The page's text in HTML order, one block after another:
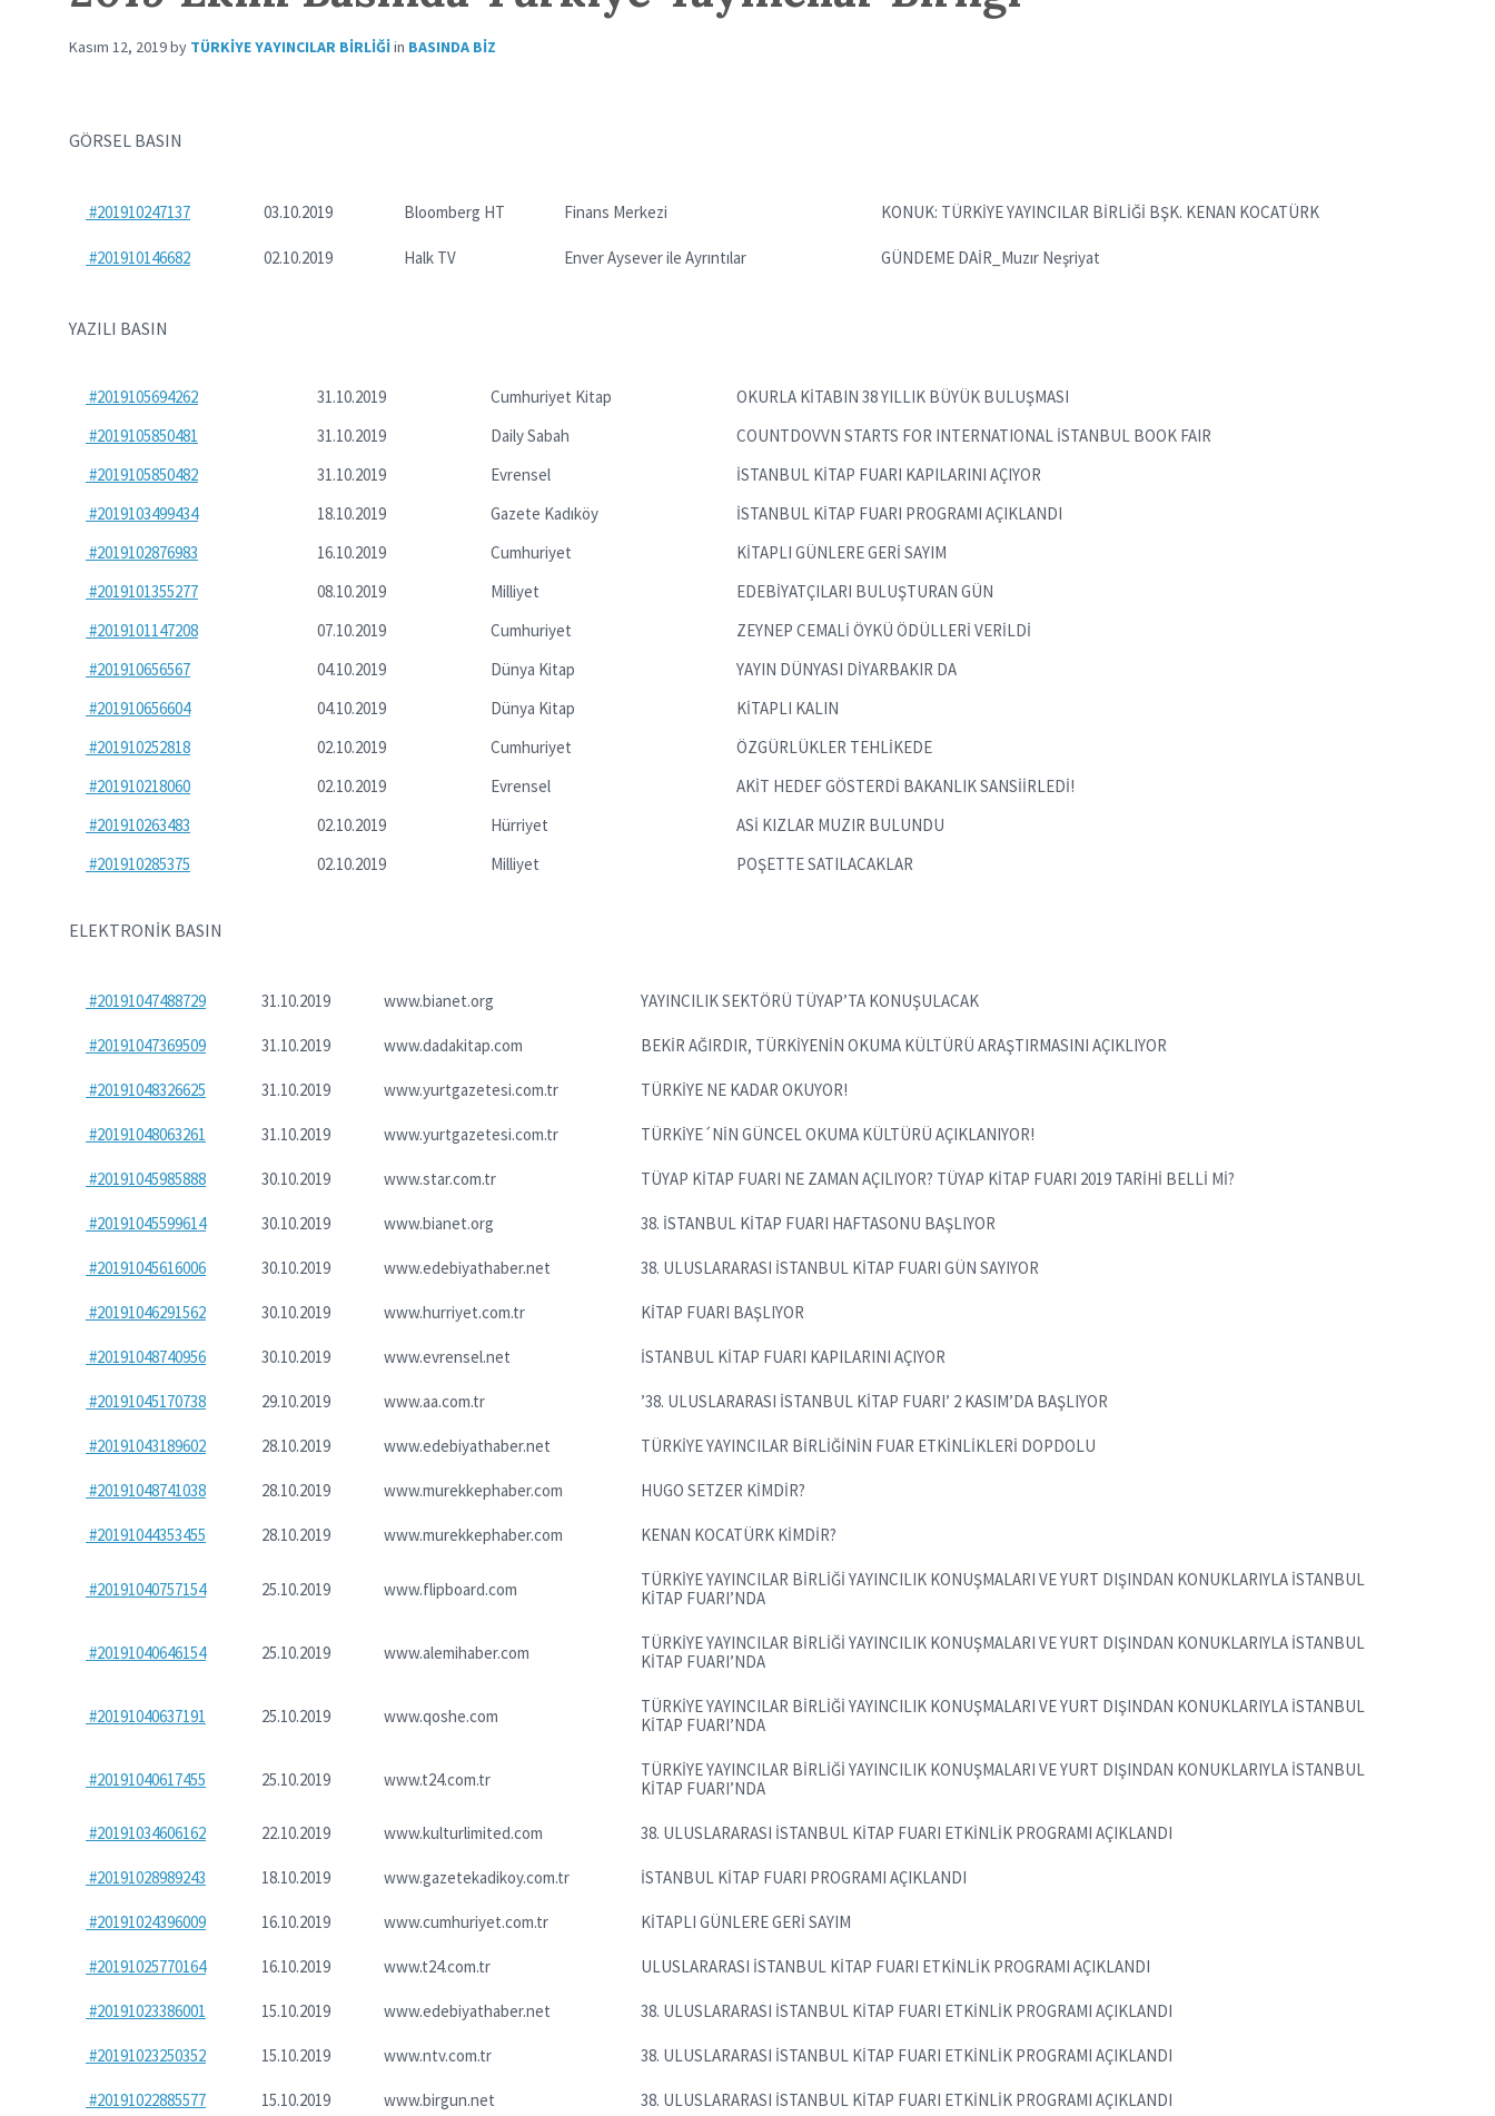
Kasım 12, 2019by TÜRKIYE YAYINCILAR BIRLIĞIin BASINDA BIZ
GÖRSEL BASIN
#201910247137 03.10.2019 Bloomberg HT Finans Merkezi KONUK: TÜRKİYE YAYINCILAR BİRLİĞİ BŞK. KENAN KOCATÜRK
#201910146682 02.10.2019 Halk TV Enver Aysever ile Ayrıntılar GÜNDEME DAİR_Muzır Neşriyat
YAZILI BASIN
#2019105694262 31.10.2019 Cumhuriyet Kitap
OKURLA KİTABIN 38 YILLIK BÜYÜK BULUŞMASI
#2019105850481
31.10.2019 Daily Sabah
COUNTDOVVN STARTS FOR INTERNATIONAL İSTANBUL BOOK FAIR
#2019105850482
31.10.2019 Evrensel
İSTANBUL KİTAP FUARI KAPILARINI AÇIYOR
#2019103499434
18.10.2019 Gazete Kadıköy
İSTANBUL KİTAP FUARI PROGRAMI AÇIKLANDI
#2019102876983
16.10.2019 Cumhuriyet
KİTAPLI GÜNLERE GERİ SAYIM
#2019101355277
08.10.2019 Milliyet
EDEBİYATÇILARI BULUŞTURAN GÜN
#2019101147208
07.10.2019 Cumhuriyet
ZEYNEP CEMALİ ÖYKÜ ÖDÜLLERİ VERİLDİ
#201910656567
04.10.2019 Dünya Kitap
YAYIN DÜNYASI DİYARBAKIR DA
#201910656604
04.10.2019 Dünya Kitap
KİTAPLI KALIN
#201910252818
02.10.2019 Cumhuriyet
ÖZGÜRLÜKLER TEHLİKEDE
#201910218060
02.10.2019 Evrensel
AKİT HEDEF GÖSTERDİ BAKANLIK SANSİİRLEDİ!
#201910263483
02.10.2019 Hürriyet
ASİ KIZLAR MUZIR BULUNDU
#201910285375
02.10.2019 Milliyet POŞETTE SATILACAKLAR
ELEKTRONİK BASIN
#20191047488729 31.10.2019 www.bianet.org YAYINCILIK SEKTÖRÜ TÜYAP’TA KONUŞULACAK
#20191047369509 31.10.2019 www.dadakitap.com BEKİR AĞIRDIR, TÜRKİYENİN OKUMA KÜLTÜRÜ ARAŞTIRMASINI AÇIKLIYOR
#20191048326625 31.10.2019 www.yurtgazetesi.com.tr TÜRKİYE NE KADAR OKUYOR!
#20191048063261 31.10.2019 www.yurtgazetesi.com.tr TÜRKİYE´NİN GÜNCEL OKUMA KÜLTÜRÜ AÇIKLANIYOR!
#20191045985888 30.10.2019 www.star.com.tr TÜYAP KİTAP FUARI NE ZAMAN AÇILIYOR? TÜYAP KİTAP FUARI 2019 TARİHİ BELLİ Mİ?
#20191045599614 30.10.2019 www.bianet.org 38. İSTANBUL KİTAP FUARI HAFTASONU BAŞLIYOR
#20191045616006 30.10.2019 www.edebiyathaber.net 38. ULUSLARARASI İSTANBUL KİTAP FUARI GÜN SAYIYOR
#20191046291562 30.10.2019 www.hurriyet.com.tr KİTAP FUARI BAŞLIYOR
#20191048740956 30.10.2019 www.evrensel.net İSTANBUL KİTAP FUARI KAPILARINI AÇIYOR
#20191045170738 29.10.2019 www.aa.com.tr ’38. ULUSLARARASI İSTANBUL KİTAP FUARI’ 2 KASIM’DA BAŞLIYOR
#20191043189602 28.10.2019 www.edebiyathaber.net TÜRKİYE YAYINCILAR BİRLİĞİNİN FUAR ETKİNLİKLERİ DOPDOLU
#20191048741038 28.10.2019 www.murekkephaber.com HUGO SETZER KİMDİR?
#20191044353455 28.10.2019 www.murekkephaber.com KENAN KOCATÜRK KİMDİR?
#20191040757154 25.10.2019 www.flipboard.com
TÜRKİYE YAYINCILAR BİRLİĞİ YAYINCILIK KONUŞMALARI VE YURT DIŞINDAN KONUKLARIYLA İSTANBUL
KİTAP FUARI’NDA
#20191040646154 25.10.2019 www.alemihaber.com
TÜRKİYE YAYINCILAR BİRLİĞİ YAYINCILIK KONUŞMALARI VE YURT DIŞINDAN KONUKLARIYLA İSTANBUL
KİTAP FUARI’NDA
#20191040637191 25.10.2019 www.qoshe.com
TÜRKİYE YAYINCILAR BİRLİĞİ YAYINCILIK KONUŞMALARI VE YURT DIŞINDAN KONUKLARIYLA İSTANBUL
KİTAP FUARI’NDA
#20191040617455 25.10.2019 www.t24.com.tr
TÜRKİYE YAYINCILAR BİRLİĞİ YAYINCILIK KONUŞMALARI VE YURT DIŞINDAN KONUKLARIYLA İSTANBUL
KİTAP FUARI’NDA
#20191034606162 22.10.2019 www.kulturlimited.com 38. ULUSLARARASI İSTANBUL KİTAP FUARI ETKİNLİK PROGRAMI AÇIKLANDI
#20191028989243 18.10.2019 www.gazetekadikoy.com.tr İSTANBUL KİTAP FUARI PROGRAMI AÇIKLANDI
#20191024396009 16.10.2019 www.cumhuriyet.com.tr KİTAPLI GÜNLERE GERİ SAYIM
#20191025770164 16.10.2019 www.t24.com.tr ULUSLARARASI İSTANBUL KİTAP FUARI ETKİNLİK PROGRAMI AÇIKLANDI
#20191023386001 15.10.2019 www.edebiyathaber.net 38. ULUSLARARASI İSTANBUL KİTAP FUARI ETKİNLİK PROGRAMI AÇIKLANDI
#20191023250352 15.10.2019 www.ntv.com.tr 38. ULUSLARARASI İSTANBUL KİTAP FUARI ETKİNLİK PROGRAMI AÇIKLANDI
#20191022885577 15.10.2019 www.birgun.net 38. ULUSLARARASI İSTANBUL KİTAP FUARI ETKİNLİK PROGRAMI AÇIKLANDI